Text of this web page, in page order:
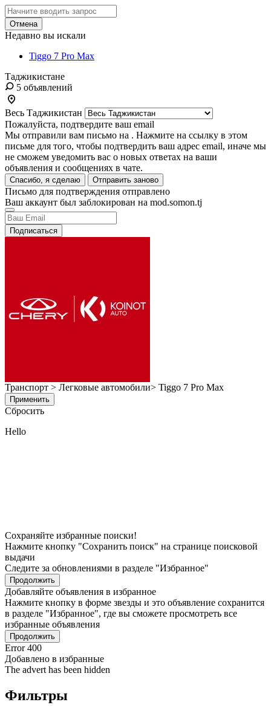
Отмена
Недавно вы искали
Tiggo 7 Pro Max
Таджикистане
5 объявлений
Весь Таджикистан
Пожалуйста, подтвердите ваш email
Мы отправили вам письмо на . Нажмите на ссылку в этом
письме для того, чтобы подтвердить ваш адрес email, иначе мы
не сможем уведомить вас о новых ответах на ваши
объявления и сообщениях в чате.
Спасибо, я сделаю Отправить заново
Письмо для подтверждения отправлено
Ваш аккаунт был заблокирован на mod.somon.tj
Подписаться
Транспорт > Легковые автомобили> Tiggo 7 Pro Max
Применить
Сбросить
Hello
Сохраняйте избранные поиски!
Нажмите кнопку "Сохранить поиск" на странице поисковой
выдачи
Следите за обновлениями в разделе "Избранное"
Продолжить
Добавляйте объявления в избранное
Нажмите кнопку в форме звезды и это объявление сохранится
в разделе "Избранное", где вы сможете просмотреть все
избранные объявления
Продолжить
Error 400
Добавлено в избранные
The advert has been hidden
Фильтры